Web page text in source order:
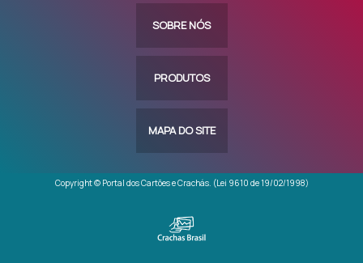
SOBRE NÓS
PRODUTOS
MAPA DO SITE
Copyright © Portal dos Cartões e Crachás. (Lei 9610 de 19/02/1998)